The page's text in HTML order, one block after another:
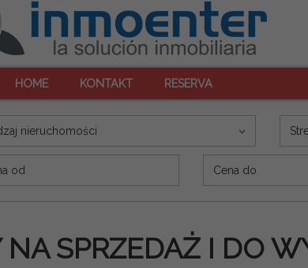
HOME KONTAKT RESERVA
nieruchomości
(€)
SPRZEDAŻ I DO